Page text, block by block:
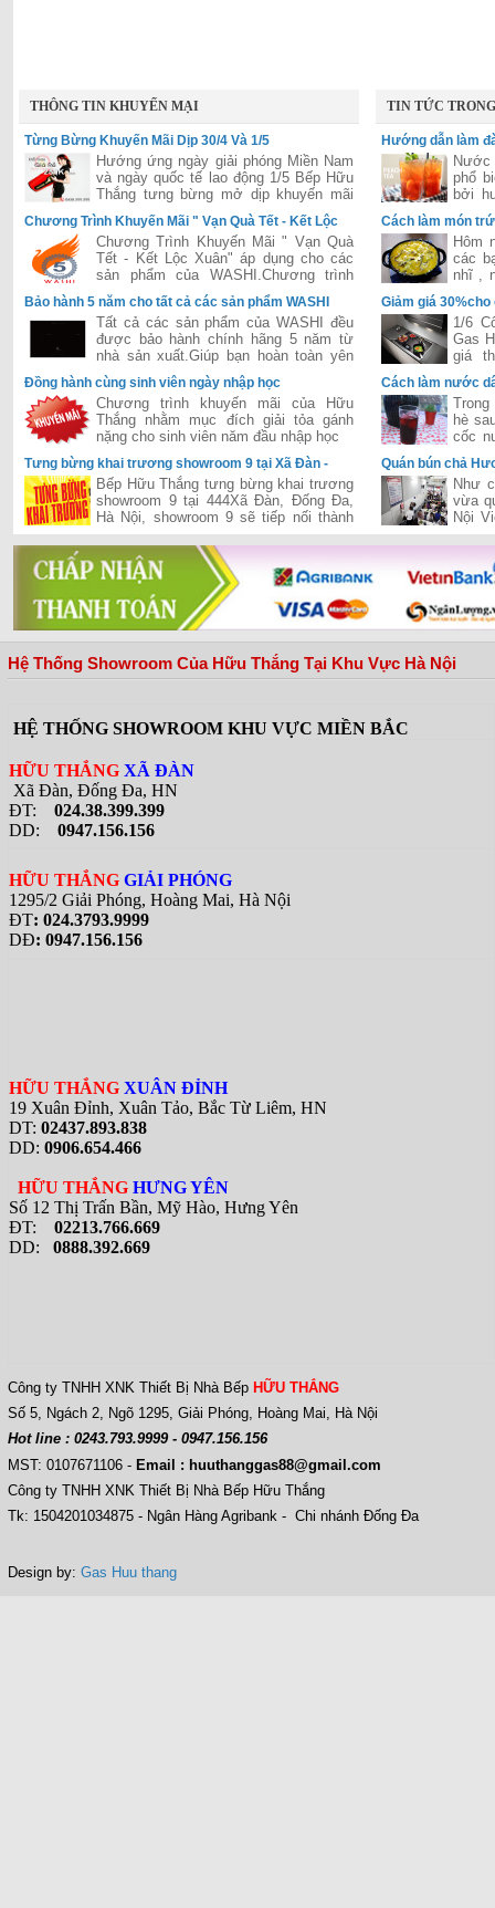
THÔNG TIN KHUYẾN MẠI
Từng Bừng Khuyến Mãi Dịp 30/4 Và 1/5
Hướng ứng ngày giải phóng Miền Nam
và ngày quốc tế lao động 1/5 Bếp Hữu
Thắng tưng bừng mở dịp khuyến mãi
lớn áp dụng cho tất các hệ thống của
Hữu Thắng trên toàn quốc
Chương Trình Khuyến Mãi " Vạn Quà Tết - Kết Lộc
Chương Trình Khuyến Mãi " Vạn Quà
Tết - Kết Lộc Xuân" áp dụng cho các
sản phẩm của WASHI.Chương trình
được đánh giá là lớn nhất năm 2015
của hãng WASHI
Bảo hành 5 năm cho tất cả các sản phẩm WASHI
Tất cả các sản phẩm của WASHI đều
được bảo hành chính hãng 5 năm từ
nhà sản xuất.Giúp bạn hoàn toàn yên
tâm trong suốt quá trình sử dụng.
Đồng hành cùng sinh viên ngày nhập học
Chương trình khuyến mãi của Hữu
Thắng nhằm mục đích giải tỏa gánh
nặng cho sinh viên năm đầu nhập học
Tưng bừng khai trương showroom 9 tại Xã Đàn -
Đống Đa - Hà NộiBếp Hữu Thắng tưng bừng khai trương
showroom 9 tại 444Xã Đàn, Đống Đa,
Hà Nội, showroom 9 sẽ tiếp nối thành
công của chuỗi siêu thị của Hữu Thắng
đã khai trương và hiện đang vận hành
hiệu quả trên cả hai miền Nam-Bắc,
đưa Hữu Thắng gần hơn với vị trí nhà
phân phối hàng đầu bếp và thiết bị bếp
tại Việt Nam
TIN TỨC
Hướng dẫn làm
phổ
bởi
hấp
Cách làm món
Hôm
các
nhĩ ,
Giảm giá
1/6
Gas
giá
tiếng
Cách làm nước
hè
cốc
thì
Quán bún chả
khi đón TổngNhư
vừa
Nội
tổng
quán
Hệ Thống Showroom Của Hữu Thắng Tại Khu Vực Hà Nội
HỆ THỐNG SHOWROOM KHU VỰC MIỀN BẮC
HỮU THẮNG XÃ ĐÀN
Xã Đàn, Đống Đa, HN
ĐT: 024.38.399.399
DD:
0947.156.156
HỮU THẮNG GIẢI PHÓNG
1295/2 Giải Phóng, Hoàng Mai, Hà Nội
ĐT: 024.3793.9999
DĐ: 0947.156.156
HỮU THẮNG XUÂN ĐỈNH
19 Xuân Đỉnh, Xuân Tảo, Bắc Từ Liêm, HN
DT: 02437.893.838
DD: 0906.654.466
HỮU THẮNG HƯNG YÊN
Số 12 Thị Trấn Bần, Mỹ Hào, Hưng Yên
ĐT: 02213.766.669
DD: 0888.392.669
Công ty TNHH XNK Thiết Bị Nhà Bếp HỮU THẮNG
Số 5, Ngách 2, Ngõ 1295, Giải Phóng, Hoàng Mai, Hà Nội
Hot line : 0243.793.9999 - 0947.156.156
MST: 0107671106 - Email : huuthanggas88@gmail.com
Công ty TNHH XNK Thiết Bị Nhà Bếp Hữu Thắng
Tk: 1504201034875 - Ngân Hàng Agribank - Chi nhánh Đống Đa
Design by: Gas Huu thang